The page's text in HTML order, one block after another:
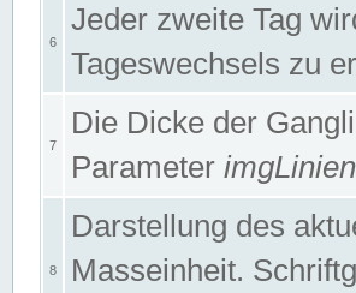
6
Jeder zweite Tag
Tageswechsels zu
7
Die Dicke der
Parameter imgLinien
8
Darstellung des
Masseinheit.